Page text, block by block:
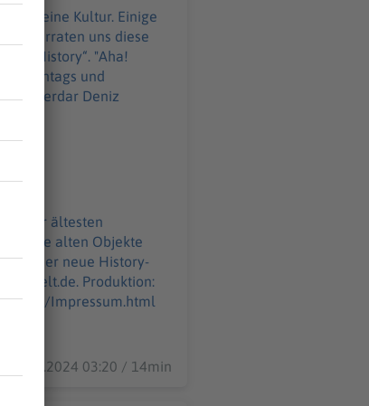
eine Kultur. Einige
verraten uns diese
"Aha!
montags und
der ältesten
Jahre alten Objekte
26.12.2024 03:20 / 14min